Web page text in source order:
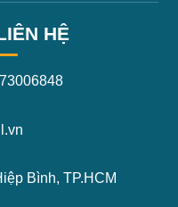
HỆ
Bình, TP.HCM